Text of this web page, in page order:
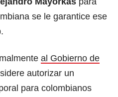
se le garantice ese
al Gobierno de
autorizar un
para colombianos